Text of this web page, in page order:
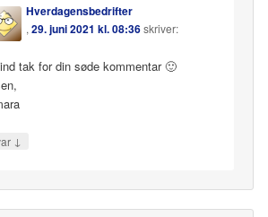
Hverdagensbedrifter
,29. juni 2021 kl. 08:36skriver:
tak for din søde kommentar 🙂
↓